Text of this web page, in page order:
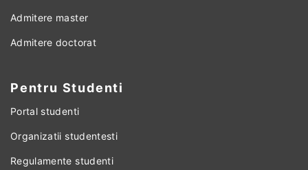
Admitere master
Admitere doctorat
Pentru Studenti
Portal studenti
Organizatii studentesti
Regulamente studenti